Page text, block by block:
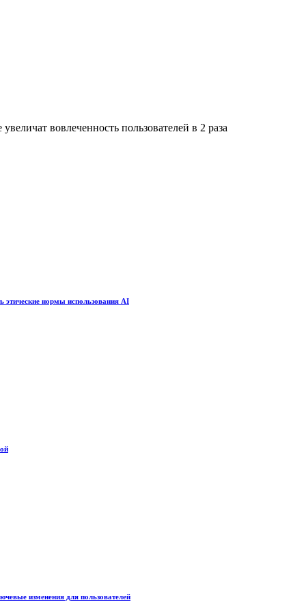
вовлеченность пользователей в 2 раза
этические нормы использования AI
изменения для пользователей